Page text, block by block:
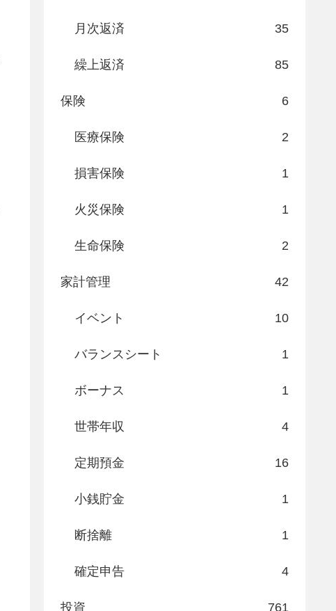
月次返済 35
繰上返済 85
保険 6
医療保険 2
損害保険 1
火災保険 1
生命保険 2
家計管理 42
イベント 10
バランスシート 1
ボーナス 1
世帯年収 4
定期預金 16
小銭貯金 1
断捨離 1
確定申告 4
投資 761